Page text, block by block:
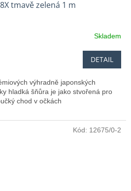
tmavě zelená 1 m
Skladem
DETAIL
výhradně japonských
hladká šňůra je jako stvořená pro
chod v očkách
Kód: 12675/0-2